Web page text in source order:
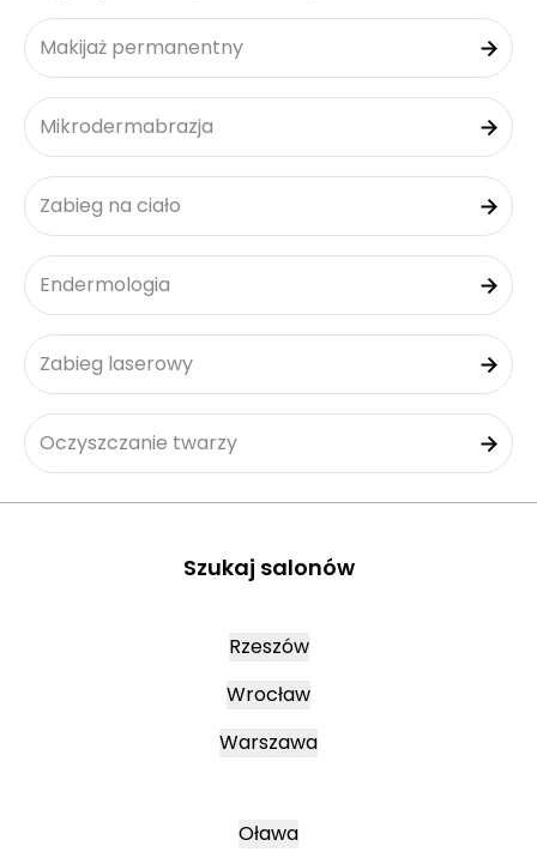
Makijaż permanentny
Mikrodermabrazja
Zabieg na ciało
Endermologia
Zabieg laserowy
Oczyszczanie twarzy
Szukaj salonów
Rzeszów
Wrocław
Warszawa
Oława